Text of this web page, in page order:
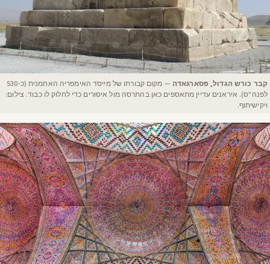
קבר כורש הגדול, פסארגאדה
— מקום קבורתו של מייסד האימפריה האחמנית (כ-530
לפנה"ס). איראנים עדיין מתאספים כאן בהתרסה מול איסורים כדי לחלוק לו כבוד. צילום:
ויקישיתוף.